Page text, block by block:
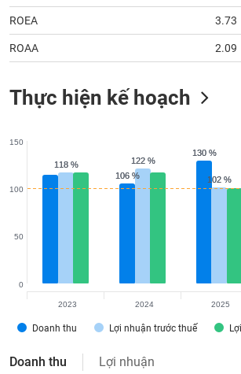
ROEA 3.73
ROAA 2.09
Thực hiện kế hoạch
106 %
106 %
130 %
130 %
118 %
118 % 122 %
122 %
102 %
102 %
Doanh thu Lợi nhuận trước thuế
0
50
100
150
2023 2024 2025
Doanh thu Lợi nhuận